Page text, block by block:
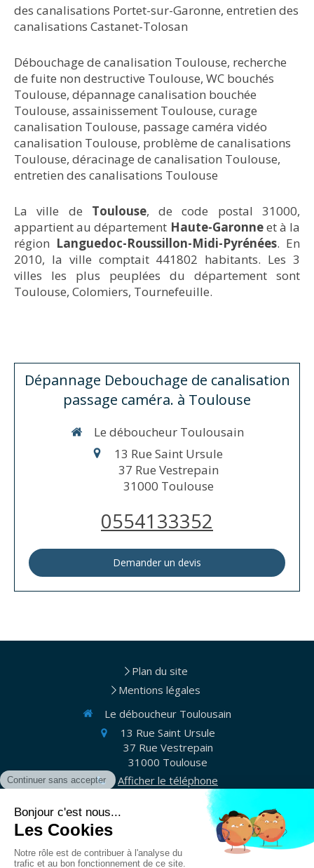
des canalisations Portet-sur-Garonne, entretien des
canalisations Castanet-Tolosan
Débouchage de canalisation Toulouse, recherche
de fuite non destructive Toulouse, WC bouchés
Toulouse, dépannage canalisation bouchée
Toulouse, assainissement Toulouse, curage
canalisation Toulouse, passage caméra vidéo
canalisation Toulouse, problème de canalisations
Toulouse, déracinage de canalisation Toulouse,
entretien des canalisations Toulouse
La ville de Toulouse, de code postal 31000,
appartient au département Haute-Garonneet à la
région Languedoc-Roussillon-Midi-Pyrénées. En
2010, la ville comptait 441802 habitants. Les 3
villes les plus peuplées du département sont
Toulouse, Colomiers, Tournefeuille.
Dépannage Debouchage de canalisation
passage caméra. à Toulouse
Le déboucheur Toulousain
13 Rue Saint Ursule
37 Rue Vestrepain
31000 Toulouse
0554133352
Demander un devis
Plan du site
Mentions légales
Le déboucheur Toulousain
13 Rue Saint Ursule
37 Rue Vestrepain
31000 Toulouse
Afficher le téléphone
Appelez-nous
©2021 Le déboucheur Toulousain